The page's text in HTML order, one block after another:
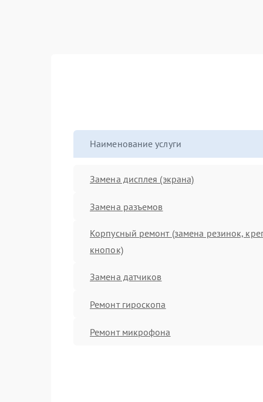
Наименование услуги
Замена дисплея (экрана)
Замена разъемов
Корпусный ремонт (замена резинок,
кнопок)
Замена датчиков
Ремонт гироскопа
Ремонт микрофона